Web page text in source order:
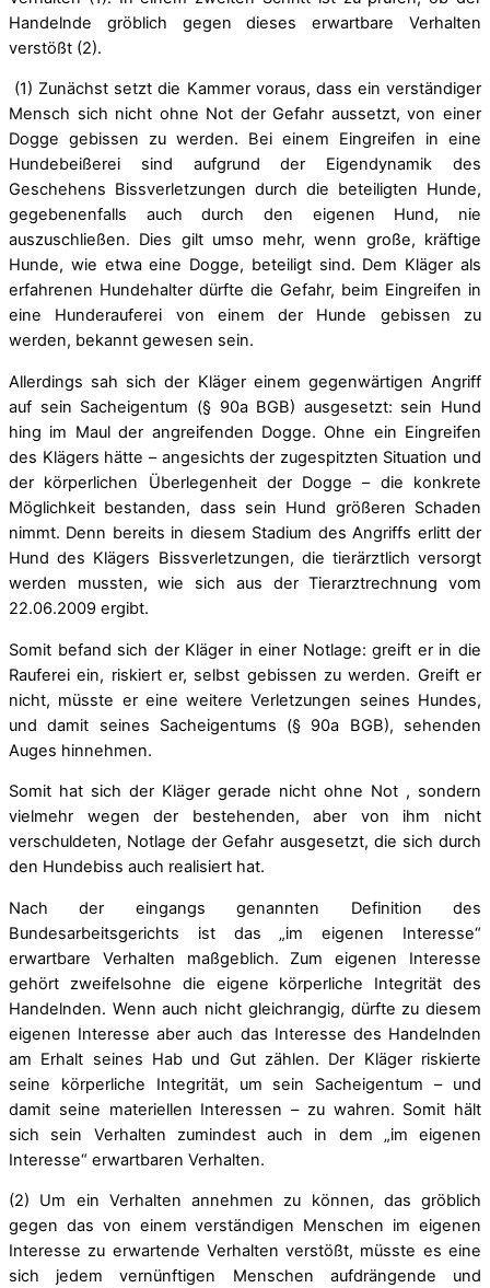
Handelnde gröblich gegen dieses erwartbare Verhalten
verstößt (2).
(1) Zunächst setzt die Kammer voraus, dass ein verständiger
Mensch sich nicht ohne Not der Gefahr aussetzt, von einer
Dogge gebissen zu werden. Bei einem Eingreifen in eine
Hundebeißerei sind aufgrund der Eigendynamik des
Geschehens Bissverletzungen durch die beteiligten Hunde,
gegebenenfalls auch durch den eigenen Hund, nie
auszuschließen. Dies gilt umso mehr, wenn große, kräftige
Hunde, wie etwa eine Dogge, beteiligt sind. Dem Kläger als
erfahrenen Hundehalter dürfte die Gefahr, beim Eingreifen in
eine Hunderauferei von einem der Hunde gebissen zu
werden, bekannt gewesen sein.
Allerdings sah sich der Kläger einem gegenwärtigen Angriff
auf sein Sacheigentum (§ 90a BGB) ausgesetzt: sein Hund
hing im Maul der angreifenden Dogge. Ohne ein Eingreifen
des Klägers hätte – angesichts der zugespitzten Situation und
der körperlichen Überlegenheit der Dogge – die konkrete
Möglichkeit bestanden, dass sein Hund größeren Schaden
nimmt. Denn bereits in diesem Stadium des Angriffs erlitt der
Hund des Klägers Bissverletzungen, die tierärztlich versorgt
werden mussten, wie sich aus der Tierarztrechnung vom
22.06.2009 ergibt.
Somit befand sich der Kläger in einer Notlage: greift er in die
Rauferei ein, riskiert er, selbst gebissen zu werden. Greift er
nicht, müsste er eine weitere Verletzungen seines Hundes,
und damit seines Sacheigentums (§ 90a BGB), sehenden
Auges hinnehmen.
Somit hat sich der Kläger gerade nicht ohne Not , sondern
vielmehr wegen der bestehenden, aber von ihm nicht
verschuldeten, Notlage der Gefahr ausgesetzt, die sich durch
den Hundebiss auch realisiert hat.
Nach der eingangs genannten Definition des
Bundesarbeitsgerichts ist das „im eigenen Interesse“
erwartbare Verhalten maßgeblich. Zum eigenen Interesse
gehört zweifelsohne die eigene körperliche Integrität des
Handelnden. Wenn auch nicht gleichrangig, dürfte zu diesem
eigenen Interesse aber auch das Interesse des Handelnden
am Erhalt seines Hab und Gut zählen. Der Kläger riskierte
seine körperliche Integrität, um sein Sacheigentum – und
damit seine materiellen Interessen – zu wahren. Somit hält
sich sein Verhalten zumindest auch in dem „im eigenen
Interesse“ erwartbaren Verhalten.
(2) Um ein Verhalten annehmen zu können, das gröblich
gegen das von einem verständigen Menschen im eigenen
Interesse zu erwartende Verhalten verstößt, müsste es eine
sich jedem vernünftigen Menschen aufdrängende und